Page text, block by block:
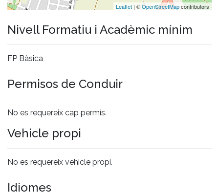
Leaflet | ©OpenStreetMapcontributors
Nivell Formatiu i Acadèmic mínim
FP Bàsica
Permisos de Conduir
No es requereix cap permís.
Vehicle propi
No es requereix vehicle propi.
Idiomes